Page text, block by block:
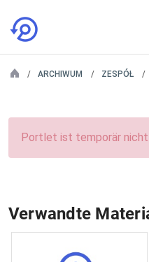
ARCHIWUM ZESPÓŁ
Portlet ist temporär nicht
Verwandte